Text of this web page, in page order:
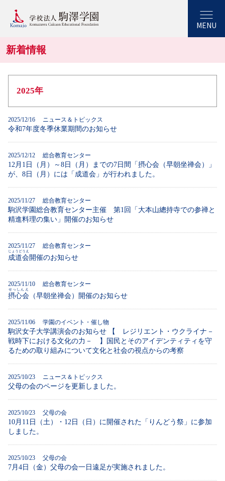
MENU
新着情報
2025年
2025/12/16 ニュース＆トピックス
令和7年度冬季休業期間のお知らせ
2025/12/12 総合教育センター
12月1日（月）～8日（月）までの7日間「摂心会（早朝坐禅会）」
が、8日（月）には「成道会」が行われました。
2025/11/27 総合教育センター
駒沢学園総合教育センター主催 第1回「大本山總持寺での参禅と
精進料理の集い」開催のお知らせ
2025/11/27 総合教育センター
成道会
じょうどうえ
開催のお知らせ
2025/11/10 総合教育センター
摂心会
せっしんえ
（早朝坐禅会）開催のお知らせ
2025/11/06 学園のイベント・催し物
駒沢女子大学講演会のお知らせ 【 レジリエント・ウクライナ－
戦時下における文化の力－ 】国民とそのアイデンティティを守
るための取り組みについて文化と社会の視点からの考察
2025/10/23 ニュース＆トピックス
父母の会のページを更新しました。
2025/10/23 父母の会
10月11日（土）・12日（日）に開催された「りんどう祭」に参加
しました。
2025/10/23 父母の会
7月4日（金）父母の会一日遠足が実施されました。